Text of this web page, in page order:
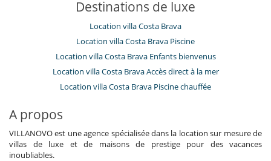
Destinations de luxe
Location villa Costa Brava
Location villa Costa Brava Piscine
Location villa Costa Brava Enfants bienvenus
Location villa Costa Brava Accès direct à la mer
Location villa Costa Brava Piscine chauffée
A propos
VILLANOVO est une agence spécialisée dans la location sur mesure de
villas de luxe et de maisons de prestige pour des vacances
inoubliables.